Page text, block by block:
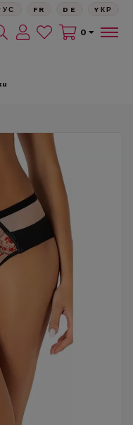
FR DE YКР
0